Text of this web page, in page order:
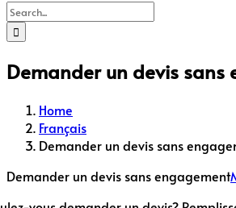
Search
for:
Demander un devis sans
Home
Français
Demander un devis sans
Demander un devis sans engagement